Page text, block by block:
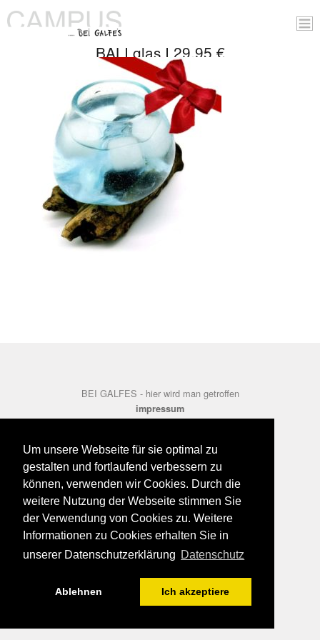
Um unsere Webseite für sie optimal zu
gestalten und fortlaufend verbessern zu
können, verwenden wir Cookies. Durch die
weitere Nutzung der Webseite stimmen Sie
der Verwendung von Cookies zu. Weitere
Informationen zu Cookies erhalten Sie in
unserer Datenschutzerklärung Datenschutz
Ablehnen Ich akzeptiere
BALI glas I 29,95 €
BEI GALFES - hier wird man getroffen
impressum